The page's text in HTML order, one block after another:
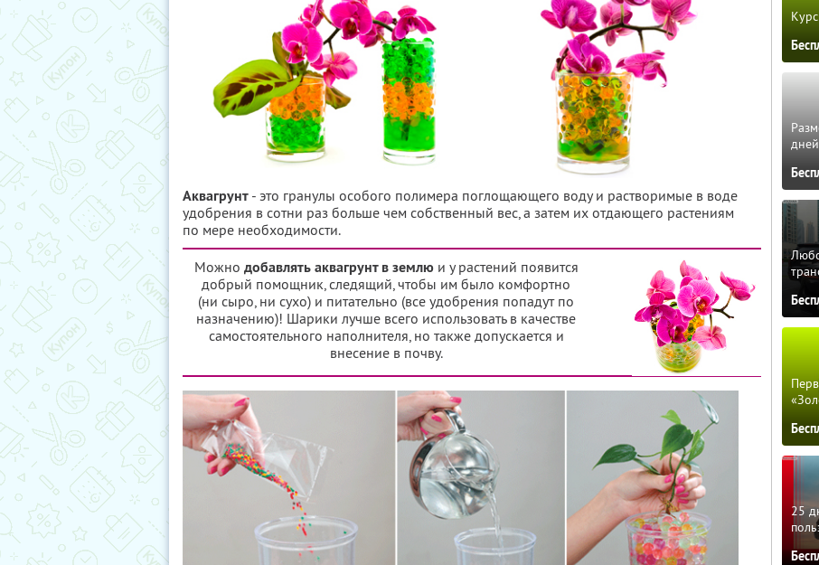
Аквагрунт - это гранулы особого полимера поглощающего воду и растворимые в воде
удобрения в сотни раз больше чем собственный вес, а затем их отдающего растениям
по мере необходимости.
Можно добавлять аквагрунт в землюи у растений появится
добрый помощник, следящий, чтобы им было комфортно
(ни сыро, ни сухо) и питательно (все удобрения попадут по
назначению)! Шарики лучше всего использовать в качестве
самостоятельного наполнителя, но также допускается и
внесение в почву.
25